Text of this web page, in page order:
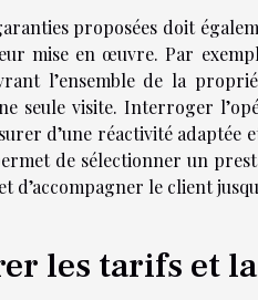
proposées doit
mise en œuvre. Par
l’ensemble de la
seule visite. Interroger
d’une réactivité
de sélectionner un
d’accompagner le client
les tarifs et